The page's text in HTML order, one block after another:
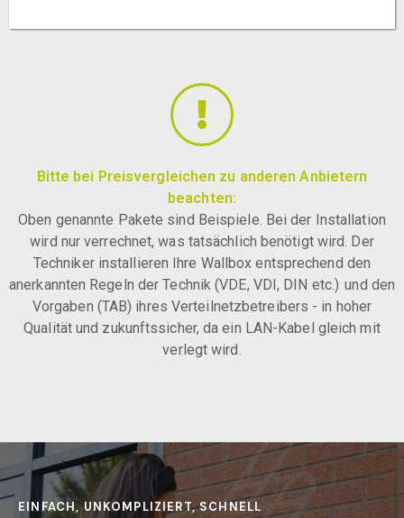
Bitte bei Preisvergleichen zu anderen Anbietern
beachten:
Oben genannte Pakete sind Beispiele. Bei der Installation
wird nur verrechnet, was tatsächlich benötigt wird. Der
Techniker installieren Ihre Wallbox entsprechend den
anerkannten Regeln der Technik (VDE, VDI, DIN etc.) und den
Vorgaben (TAB) ihres Verteilnetzbetreibers - in hoher
Qualität und zukunftssicher, da ein LAN-Kabel gleich mit
verlegt wird.
EINFACH, UNKOMPLIZIERT, SCHNELL